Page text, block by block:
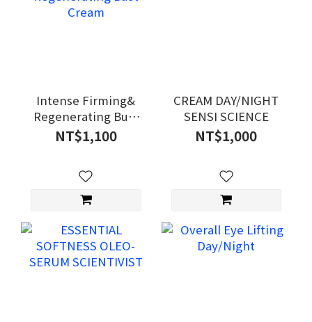
Intense Firming&
Regenerating Bust
Cream
NT$1,100
CREAM DAY/NIGHT
SENSI SCIENCE
NT$1,000